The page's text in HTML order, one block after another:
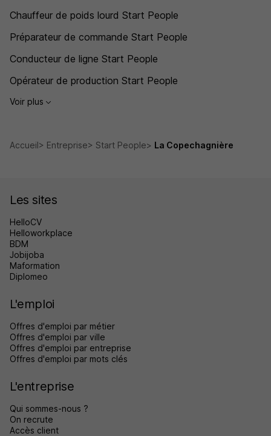
Chauffeur de poids lourd Start People
Préparateur de commande Start People
Conducteur de ligne Start People
Opérateur de production Start People
Voir plus
Accueil Entreprise Start People La Copechagnière
Les sites
HelloCV
Helloworkplace
BDM
Jobijoba
Maformation
Diplomeo
L'emploi
Offres d'emploi par métier
Offres d'emploi par ville
Offres d'emploi par entreprise
Offres d'emploi par mots clés
L'entreprise
Qui sommes-nous ?
On recrute
Accès client